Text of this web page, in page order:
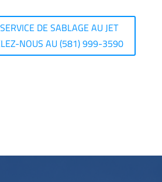
DE SABLAGE AU JET
NOUS AU (581) 999-3590